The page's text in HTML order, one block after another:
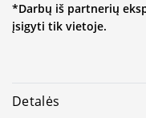
*Darbų iš partnerių
įsigyti tik vietoje.
Detalės